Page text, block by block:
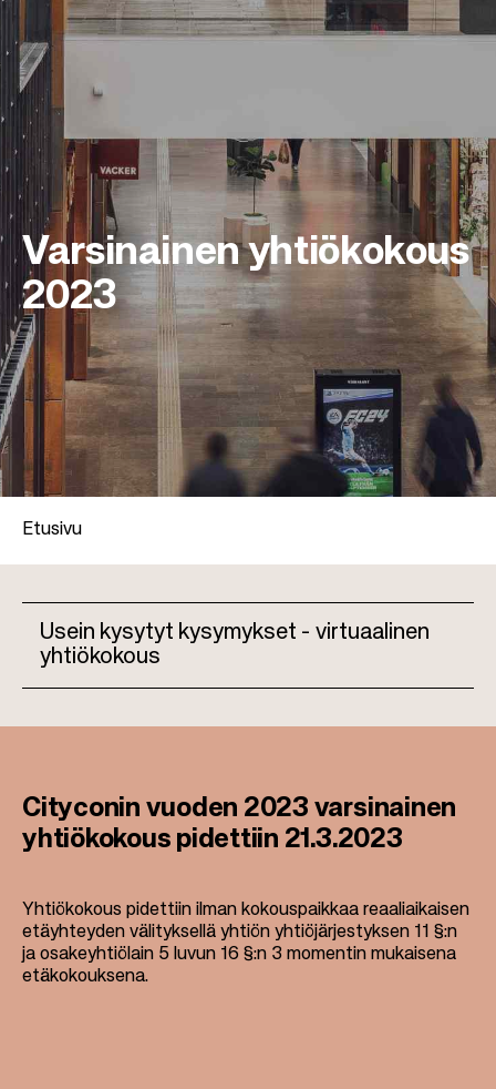
Varsinainen yhtiökokous
2023
l
k
Etusivu
M
a
n
n
a
i
g
a
Usein kysytyt kysymykset - virtuaalinen
yhtiökokous
Cityconin vuoden 2023 varsinainen
yhtiökokous pidettiin 21.3.2023
Yhtiökokous pidettiin ilman kokouspaikkaa reaaliaikaisen
etäyhteyden välityksellä yhtiön yhtiöjärjestyksen 11 §:n
ja osakeyhtiölain 5 luvun 16 §:n 3 momentin mukaisena
etäkokouksena.